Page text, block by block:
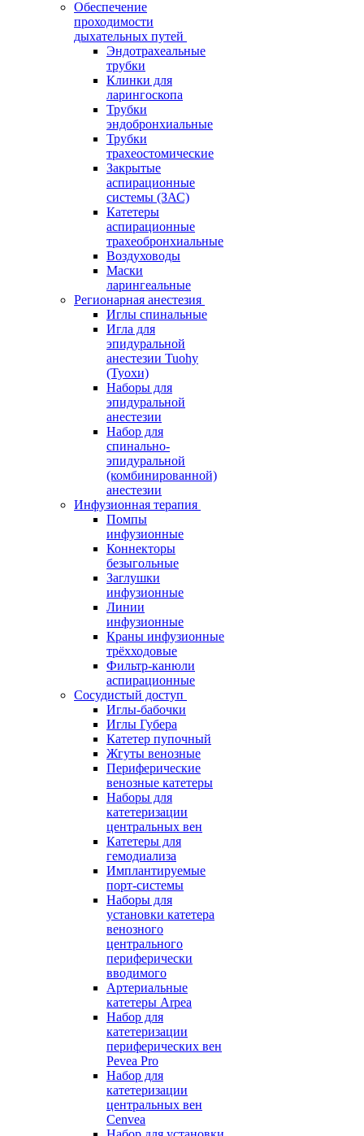
Обеспечение
проходимости
дыхательных путей
Эндотрахеальные
трубки
Клинки для
ларингоскопа
Трубки
эндобронхиальные
Трубки
трахеостомические
Закрытые
аспирационные
системы (ЗАС)
Катетеры
аспирационные
трахеобронхиальные
Воздуховоды
Маски
ларингеальные
Регионарная анестезия
Иглы спинальные
Игла для
эпидуральной
анестезии Tuohy
(Туохи)
Наборы для
эпидуральной
анестезии
Набор для
спинально-
эпидуральной
(комбинированной)
анестезии
Инфузионная терапия
Помпы
инфузионные
Коннекторы
безыгольные
Заглушки
инфузионные
Линии
инфузионные
Краны инфузионные
трёхходовые
Фильтр-канюли
аспирационные
Сосудистый доступ
Иглы-бабочки
Иглы Губера
Катетер пупочный
Жгуты венозные
Периферические
венозные катетеры
Наборы для
катетеризации
центральных вен
Катетеры для
гемодиализа
Имплантируемые
порт‑системы
Наборы для
установки катетера
венозного
центрального
периферически
вводимого
Артериальные
катетеры Arpea
Набор для
катетеризации
периферических вен
Pevea Pro
Набор для
катетеризации
центральных вен
Cenvea